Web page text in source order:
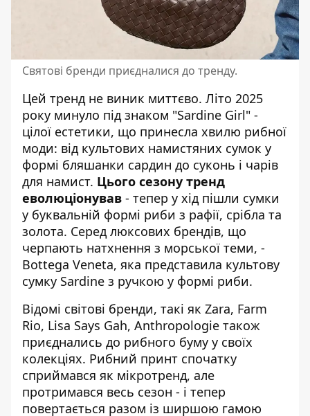
Святові бренди приєдналися до тренду.
Цей тренд не виник миттєво. Літо 2025
року минуло під знаком "Sardine Girl" -
цілої естетики, що принесла хвилю рибної
моди: від культових намистяних сумок у
формі бляшанки сардин до суконь і чарів
для намист. Цього сезону тренд
еволюціонував - тепер у хід пішли сумки
у буквальній формі риби з рафії, срібла та
золота. Серед люксових брендів, що
черпають натхнення з морської теми, -
Bottega Veneta, яка представила культову
сумку Sardine з ручкою у формі риби.
Відомі світові бренди, такі як Zara, Farm
Rio, Lisa Says Gah, Anthropologie також
приєднались до рибного буму у своїх
колекціях. Рибний принт спочатку
сприймався як мікротренд, але
протримався весь сезон - і тепер
повертається разом із ширшою гамою